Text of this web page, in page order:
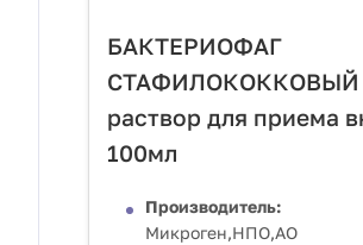
БАКТЕРИОФАГ
СТАФИЛОКОККОВЫЙ
раствор для приема
100мл
Производитель:
Микроген,НПО,АО